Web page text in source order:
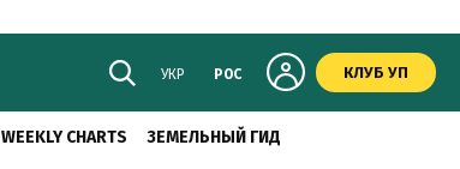
УКР РОС КЛУБ УП
WEEKLY CHARTS ЗЕМЕЛЬНЫЙ ГИД